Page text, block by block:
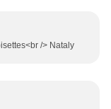
/> Nataly